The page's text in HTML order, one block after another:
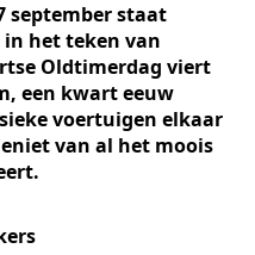
september staat
in het teken van
Oldtimerdag viert
een kwart eeuw
voertuigen elkaar
van al het moois